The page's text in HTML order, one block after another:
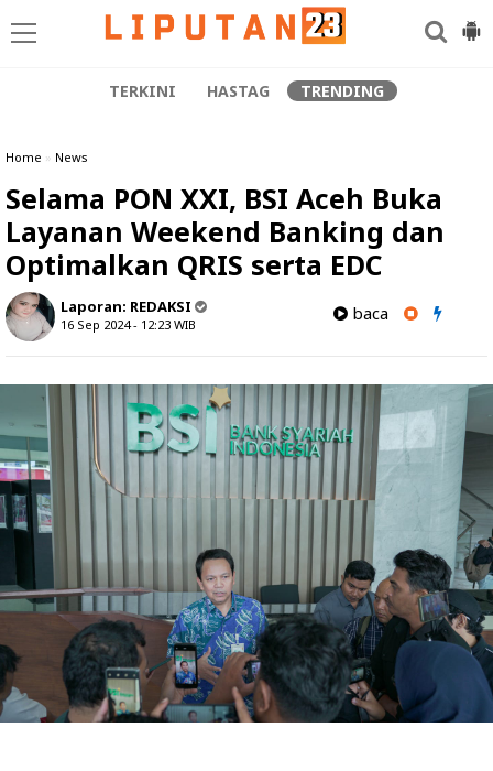
TERKINI HASTAG TRENDING
Home » News
Selama PON XXI, BSI Aceh Buka
Layanan Weekend Banking dan
Optimalkan QRIS serta EDC
Laporan: REDAKSI
16 Sep 2024 - 12:23 WIB
baca